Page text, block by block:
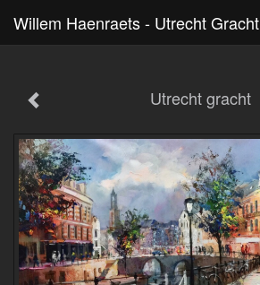
Willem Haenraets - Utrecht Gracht
Utrecht gracht